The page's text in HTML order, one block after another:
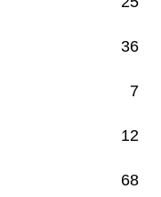
36
7
12
68